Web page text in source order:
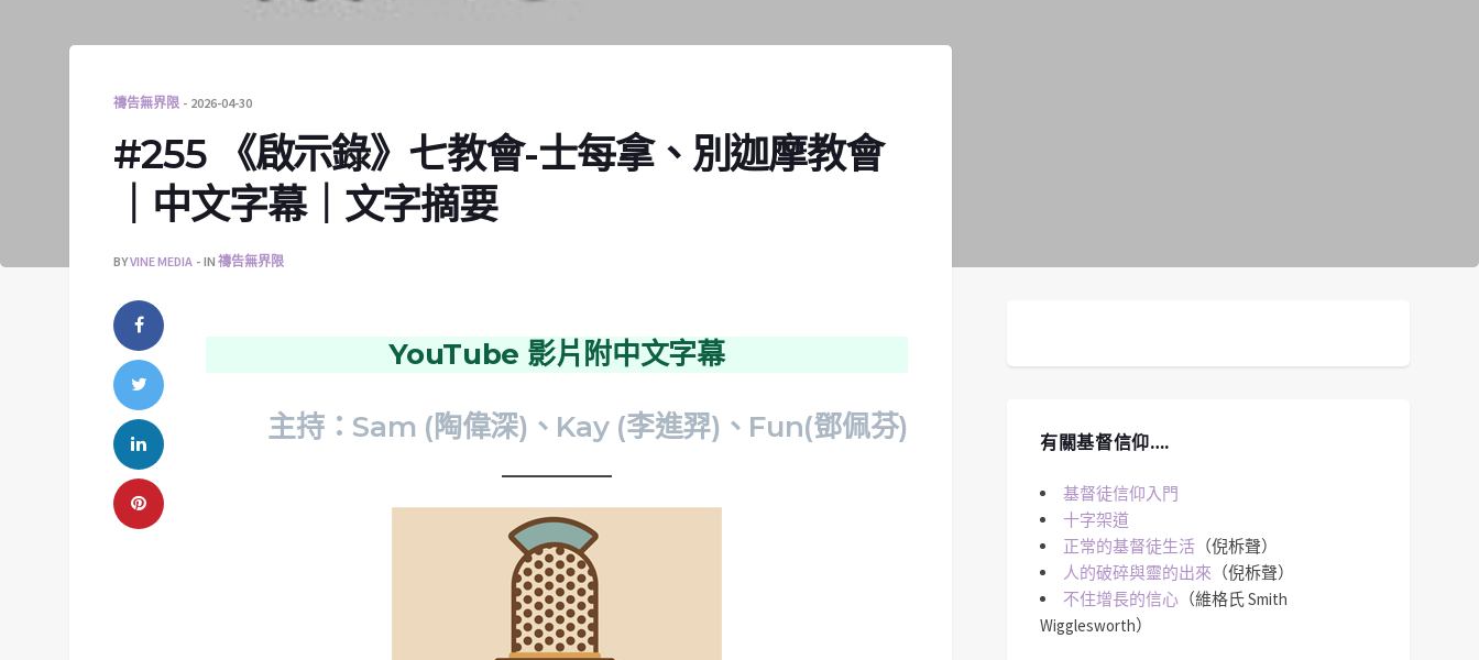
禱告無界限 2026-04-30
#255 《啟示錄》七教會-士每拿、別迦摩教會
｜中文字幕｜文字摘要
BYVINE MEDIA IN 禱告無界限
YouTube 影片附中文字幕
主持：Sam (陶偉深)、Kay (李進羿)、Fun(鄧佩芬) 有關基督信仰….
基督徒信仰入門
十字架道
正常的基督徒生活 （倪柝聲）
人的破碎與靈的出來 （倪柝聲）
不住增長的信心 （維格氏 Smith
Wigglesworth）